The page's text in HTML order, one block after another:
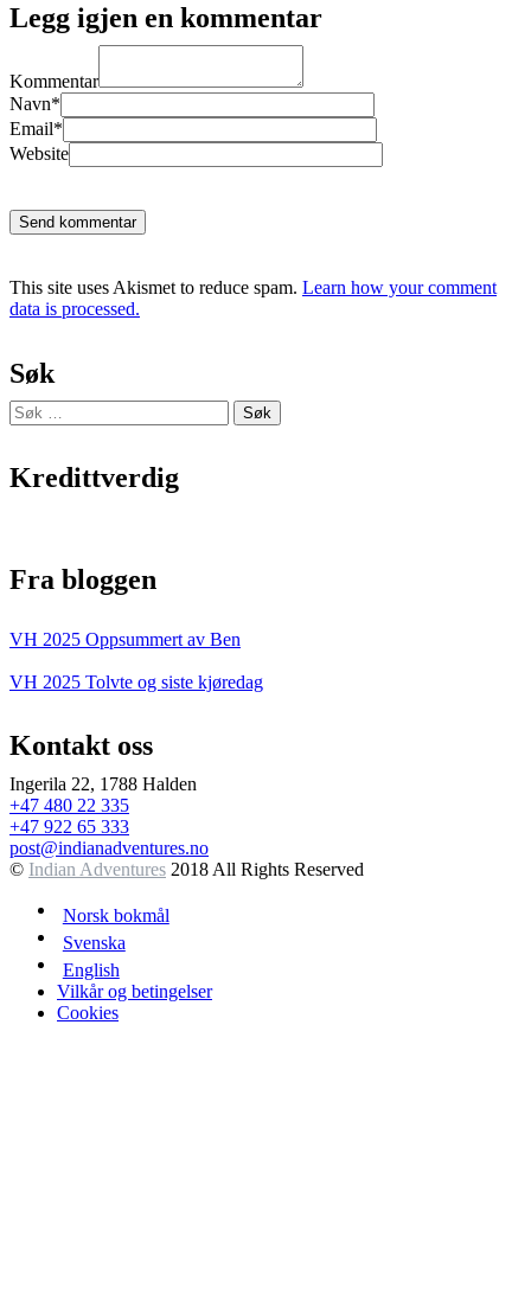
Legg igjen en kommentar
Kommentar
Navn*
Email*
Website
Send kommentar
This site uses Akismet to reduce spam. Learn how your comment
data is processed.
Søk
Søk
etter:
Kredittverdig
Fra bloggen
VH 2025 Oppsummert av Ben
VH 2025 Tolvte og siste kjøredag
Kontakt oss
Ingerila 22, 1788 Halden
+47 480 22 335
+47 922 65 333
post@indianadventures.no
© Indian Adventures 2018 All Rights Reserved
Norsk bokmål
Svenska
English
Vilkår og betingelser
Cookies